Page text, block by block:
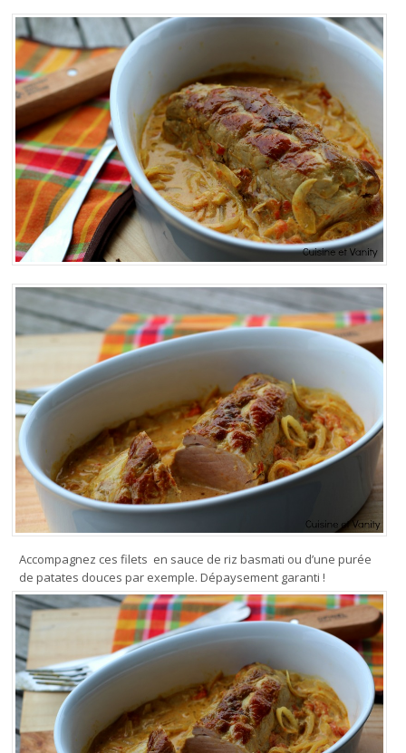
Accompagnez ces filets en sauce de riz basmati ou d’une purée
de patates douces par exemple. Dépaysement garanti !